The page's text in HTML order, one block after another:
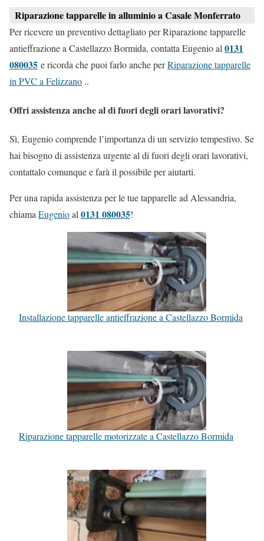
Riparazione tapparelle in alluminio a Casale Monferrato
Per ricevere un preventivo dettagliato per Riparazione tapparelle
antieffrazione a Castellazzo Bormida, contatta Eugenio al 0131
080035 e ricorda che puoi farlo anche perRiparazione tapparelle
in PVC a Felizzano ..
Offri assistenza anche al di fuori degli orari lavorativi?
Sì, Eugenio comprende l’importanza di un servizio tempestivo. Se
hai bisogno di assistenza urgente al di fuori degli orari lavorativi,
contattalo comunque e farà il possibile per aiutarti.
Per una rapida assistenza per le tue tapparelle ad Alessandria,
chiamaEugenioal0131 080035!
Installazione tapparelle antieffrazione a Castellazzo Bormida
Riparazione tapparelle motorizzate a Castellazzo Bormida